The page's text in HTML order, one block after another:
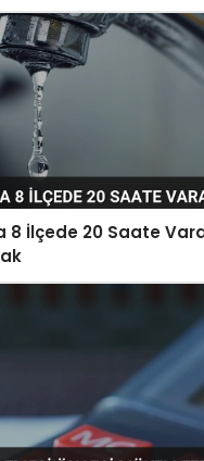
8 İlçede 20 Saate